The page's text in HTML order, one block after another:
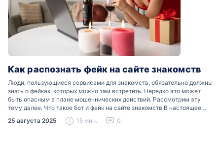
Как распознать фейк на сайте знакомств
Люди, пользующиеся сервисами для знакомств, обязательно должны
знать о фейках, которых можно там встретить. Нередко это может
быть опасным в плане мошеннических действий. Рассмотрим эту
тему далее. Что такое бот и фейк на сайте знакомств В настоящее
время можно встретить свою…
25 августа 2025 15 мин. 0